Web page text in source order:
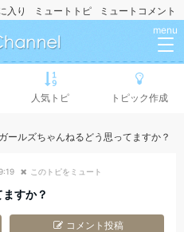
ミュートコメント
ミュートトピ
入り
menu
人気トピ トピック作成
ガールズちゃんねるどう思ってますか？
このトピをミュート
すか？
コメント投稿